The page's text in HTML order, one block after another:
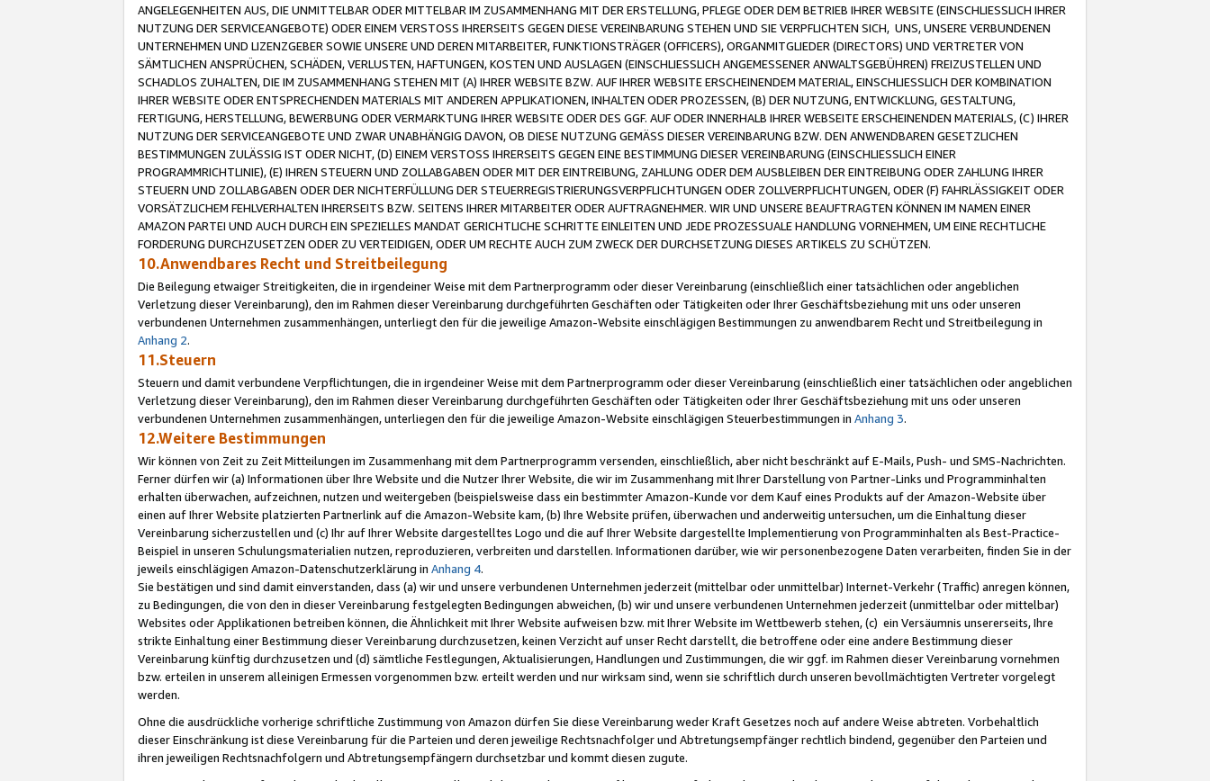
ANGELEGENHEITEN AUS, DIE UNMITTELBAR ODER MITTELBAR IM ZUSAMMENHANG MIT DER ERSTELLUNG, PFLEGE ODER DEM BETRIEB IHRER WEBSITE (EINSCHLIESSLICH IHRER
NUTZUNG DER SERVICEANGEBOTE) ODER EINEM VERSTOSS IHRERSEITS GEGEN DIESE VEREINBARUNG STEHEN UND SIE VERPFLICHTEN SICH, UNS, UNSERE VERBUNDENEN
UNTERNEHMEN UND LIZENZGEBER SOWIE UNSERE UND DEREN MITARBEITER, FUNKTIONSTRÄGER (OFFICERS), ORGANMITGLIEDER (DIRECTORS) UND VERTRETER VON
SÄMTLICHEN ANSPRÜCHEN, SCHÄDEN, VERLUSTEN, HAFTUNGEN, KOSTEN UND AUSLAGEN (EINSCHLIESSLICH ANGEMESSENER ANWALTSGEBÜHREN) FREIZUSTELLEN UND
SCHADLOS ZUHALTEN, DIE IM ZUSAMMENHANG STEHEN MIT (A) IHRER WEBSITE BZW. AUF IHRER WEBSITE ERSCHEINENDEM MATERIAL, EINSCHLIESSLICH DER KOMBINATION
IHRER WEBSITE ODER ENTSPRECHENDEN MATERIALS MIT ANDEREN APPLIKATIONEN, INHALTEN ODER PROZESSEN, (B) DER NUTZUNG, ENTWICKLUNG, GESTALTUNG,
FERTIGUNG, HERSTELLUNG, BEWERBUNG ODER VERMARKTUNG IHRER WEBSITE ODER DES GGF. AUF ODER INNERHALB IHRER WEBSEITE ERSCHEINENDEN MATERIALS, (C) IHRER
NUTZUNG DER SERVICEANGEBOTE UND ZWAR UNABHÄNGIG DAVON, OB DIESE NUTZUNG GEMÄSS DIESER VEREINBARUNG BZW. DEN ANWENDBAREN GESETZLICHEN
BESTIMMUNGEN ZULÄSSIG IST ODER NICHT, (D) EINEM VERSTOSS IHRERSEITS GEGEN EINE BESTIMMUNG DIESER VEREINBARUNG (EINSCHLIESSLICH EINER
PROGRAMMRICHTLINIE), (E) IHREN STEUERN UND ZOLLABGABEN ODER MIT DER EINTREIBUNG, ZAHLUNG ODER DEM AUSBLEIBEN DER EINTREIBUNG ODER ZAHLUNG IHRER
STEUERN UND ZOLLABGABEN ODER DER NICHTERFÜLLUNG DER STEUERREGISTRIERUNGSVERPFLICHTUNGEN ODER ZOLLVERPFLICHTUNGEN, ODER (F) FAHRLÄSSIGKEIT ODER
VORSÄTZLICHEM FEHLVERHALTEN IHRERSEITS BZW. SEITENS IHRER MITARBEITER ODER AUFTRAGNEHMER. WIR UND UNSERE BEAUFTRAGTEN KÖNNEN IM NAMEN EINER
AMAZON PARTEI UND AUCH DURCH EIN SPEZIELLES MANDAT GERICHTLICHE SCHRITTE EINLEITEN UND JEDE PROZESSUALE HANDLUNG VORNEHMEN, UM EINE RECHTLICHE
FORDERUNG DURCHZUSETZEN ODER ZU VERTEIDIGEN, ODER UM RECHTE AUCH ZUM ZWECK DER DURCHSETZUNG DIESES ARTIKELS ZU SCHÜTZEN.
10.Anwendbares Recht und Streitbeilegung
Die Beilegung etwaiger Streitigkeiten, die in irgendeiner Weise mit dem Partnerprogramm oder dieser Vereinbarung (einschließlich einer tatsächlichen oder angeblichen
Verletzung dieser Vereinbarung), den im Rahmen dieser Vereinbarung durchgeführten Geschäften oder Tätigkeiten oder Ihrer Geschäftsbeziehung mit uns oder unseren
verbundenen Unternehmen zusammenhängen, unterliegt den für die jeweilige Amazon-Website einschlägigen Bestimmungen zu anwendbarem Recht und Streitbeilegung in
Anhang 2.
11.Steuern
Steuern und damit verbundene Verpflichtungen, die in irgendeiner Weise mit dem Partnerprogramm oder dieser Vereinbarung (einschließlich einer tatsächlichen oder angeblichen
Verletzung dieser Vereinbarung), den im Rahmen dieser Vereinbarung durchgeführten Geschäften oder Tätigkeiten oder Ihrer Geschäftsbeziehung mit uns oder unseren
verbundenen Unternehmen zusammenhängen, unterliegen den für die jeweilige Amazon-Website einschlägigen Steuerbestimmungen in Anhang 3.
12.Weitere Bestimmungen
Wir können von Zeit zu Zeit Mitteilungen im Zusammenhang mit dem Partnerprogramm versenden, einschließlich, aber nicht beschränkt auf E-Mails, Push- und SMS-Nachrichten.
Ferner dürfen wir (a) Informationen über Ihre Website und die Nutzer Ihrer Website, die wir im Zusammenhang mit Ihrer Darstellung von Partner-Links und Programminhalten
erhalten überwachen, aufzeichnen, nutzen und weitergeben (beispielsweise dass ein bestimmter Amazon-Kunde vor dem Kauf eines Produkts auf der Amazon-Website über
einen auf Ihrer Website platzierten Partnerlink auf die Amazon-Website kam, (b) Ihre Website prüfen, überwachen und anderweitig untersuchen, um die Einhaltung dieser
Vereinbarung sicherzustellen und (c) Ihr auf Ihrer Website dargestelltes Logo und die auf Ihrer Website dargestellte Implementierung von Programminhalten als Best-Practice-
Beispiel in unseren Schulungsmaterialien nutzen, reproduzieren, verbreiten und darstellen. Informationen darüber, wie wir personenbezogene Daten verarbeiten, finden Sie in der
jeweils einschlägigen Amazon-Datenschutzerklärung in Anhang 4.
Sie bestätigen und sind damit einverstanden, dass (a) wir und unsere verbundenen Unternehmen jederzeit (mittelbar oder unmittelbar) Internet-Verkehr (Traffic) anregen können,
zu Bedingungen, die von den in dieser Vereinbarung festgelegten Bedingungen abweichen, (b) wir und unsere verbundenen Unternehmen jederzeit (unmittelbar oder mittelbar)
Websites oder Applikationen betreiben können, die Ähnlichkeit mit Ihrer Website aufweisen bzw. mit Ihrer Website im Wettbewerb stehen, (c) ein Versäumnis unsererseits, Ihre
strikte Einhaltung einer Bestimmung dieser Vereinbarung durchzusetzen, keinen Verzicht auf unser Recht darstellt, die betroffene oder eine andere Bestimmung dieser
Vereinbarung künftig durchzusetzen und (d) sämtliche Festlegungen, Aktualisierungen, Handlungen und Zustimmungen, die wir ggf. im Rahmen dieser Vereinbarung vornehmen
bzw. erteilen in unserem alleinigen Ermessen vorgenommen bzw. erteilt werden und nur wirksam sind, wenn sie schriftlich durch unseren bevollmächtigten Vertreter vorgelegt
werden.
Ohne die ausdrückliche vorherige schriftliche Zustimmung von Amazon dürfen Sie diese Vereinbarung weder Kraft Gesetzes noch auf andere Weise abtreten. Vorbehaltlich
dieser Einschränkung ist diese Vereinbarung für die Parteien und deren jeweilige Rechtsnachfolger und Abtretungsempfänger rechtlich bindend, gegenüber den Parteien und
ihren jeweiligen Rechtsnachfolgern und Abtretungsempfängern durchsetzbar und kommt diesen zugute.